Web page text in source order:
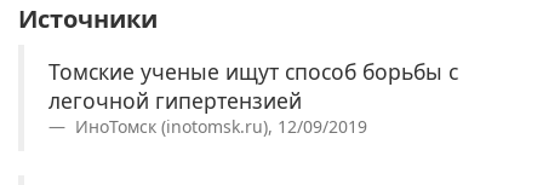
Источники
Томские ученые ищут способ борьбы с
легочной гипертензией
ИноТомск (inotomsk.ru), 12/09/2019